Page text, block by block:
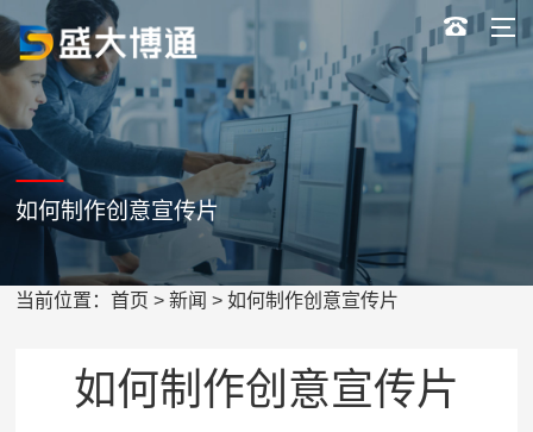
如何制作创意宣传片
当前位置：首页 >新闻 > 如何制作创意宣传片
如何制作创意宣传片